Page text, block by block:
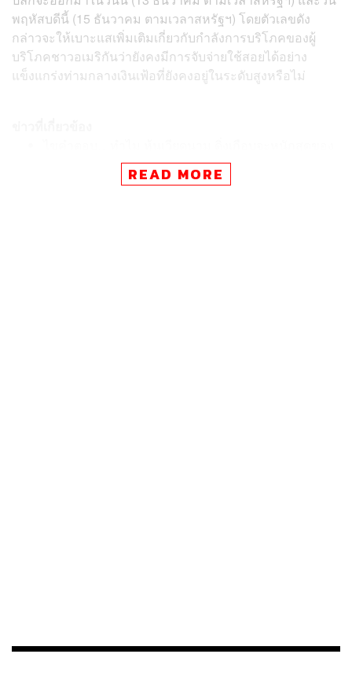
พฤหัสบดีนี้ (15 ธันวาคม ตามเวลาสหรัฐฯ) โดยตัวเลขดัง
กล่าวจะให้เบาะแสเพิ่มเติมเกี่ยวกับกำลังการบริโภคของผู้
บริโภคชาวอเมริกันว่ายังคงมีการจับจ่ายใช้สอยได้อย่าง
แข็งแกร่งท่ามกลางเงินเฟ้อที่ยังคงอยู่ในระดับสูงหรือไม่
โลก ล้างภาพดาวรุ่งแห่งเอเชีย
จับตา! หุ้นฮ่องกง ดีดกลับจริงหรือแค่ชั่วคราว หลังผู้นำจี
READ MORE